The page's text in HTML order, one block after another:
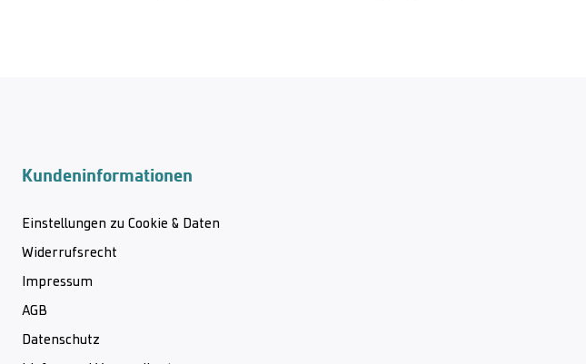
Kundeninformationen
Einstellungen zu Cookie & Daten
Widerrufsrecht
Impressum
AGB
Datenschutz